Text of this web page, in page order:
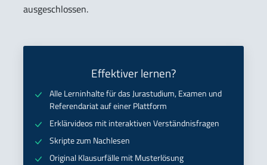
ausgeschlossen.
Effektiver lernen?
Alle Lerninhalte für das Jurastudium, Examen und
Referendariat auf einer Plattform
Erklärvideos mit interaktiven Verständnisfragen
Skripte zum Nachlesen
Original Klausurfälle mit Musterlösung